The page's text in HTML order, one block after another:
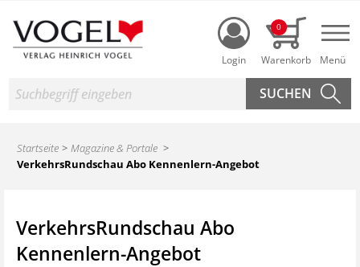
Login
0
Suche
Startseite
Magazine & Portale
VerkehrsRundschau Abo Kennenlern-Angebot
VerkehrsRundschau Abo
Kennenlern-Angebot